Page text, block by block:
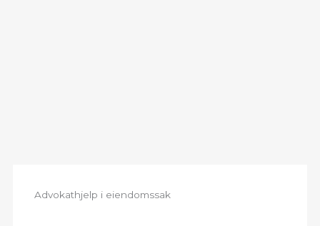
Advokathjelp i eiendomssak